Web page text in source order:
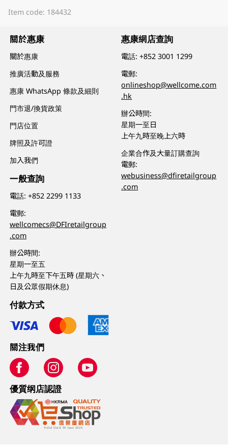
Item code: 184432
關於惠康
關於惠康
推廣活動及服務
惠康 WhatsApp 條款及細則
門市退/換貨政策
門店位置
牌照及許可證
加入我們
一般查詢
電話:+852 2299 1133
電郵:
wellcomecs@DFIretailgroup
.com
辦公時間:
星期一至五
上午九時至下午五時 (星期六、
日及公眾假期休息)
惠康網店查詢
電話:+852 3001 1299
電郵:
onlineshop@wellcome.com
.hk
辦公時間:
星期一至日
上午九時至晚上六時
企業合作及大量訂購查詢
電郵:
webusiness@dfiretailgroup
.com
付款方式
關注我們
優質纲店認證